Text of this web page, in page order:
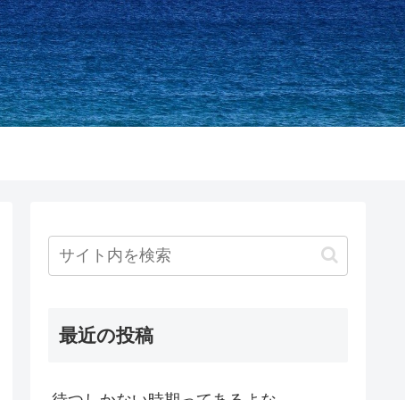
最近の投稿